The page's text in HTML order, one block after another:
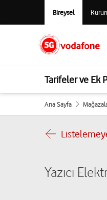
Bireysel
Tarifeler ve Ek
Ana Sayfa
Yazıcı